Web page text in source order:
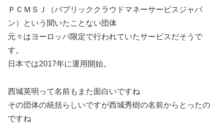
ＰＣＭＳＪ（パブリッククラウドマネーサービスジャパ
ン）という聞いたことない団体
元々はヨーロッパ限定で行われていたサービスだそうで
す。
日本では2017年に運用開始。
西城英明って名前もまた面白いですね
その団体の統括らしいですが西城秀樹の名前からとったの
ですね